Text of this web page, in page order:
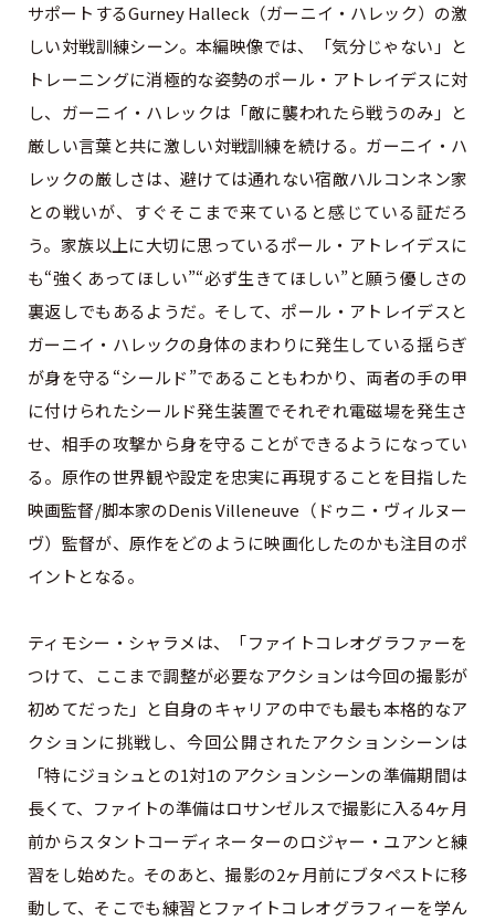
サポートするGurney Halleck（ガーニイ・ハレック）の激
しい対戦訓練シーン。本編映像では、「気分じゃない」と
トレーニングに消極的な姿勢のポール・アトレイデスに対
し、ガーニイ・ハレックは「敵に襲われたら戦うのみ」と
厳しい言葉と共に激しい対戦訓練を続ける。ガーニイ・ハ
レックの厳しさは、避けては通れない宿敵ハルコンネン家
との戦いが、すぐそこまで来ていると感じている証だろ
う。家族以上に大切に思っているポール・アトレイデスに
も“強くあってほしい”“必ず生きてほしい”と願う優しさの
裏返しでもあるようだ。そして、ポール・アトレイデスと
ガーニイ・ハレックの⾝体のまわりに発⽣している揺らぎ
が身を守る“シールド”であることもわかり、両者の⼿の甲
に付けられたシールド発⽣装置でそれぞれ電磁場を発⽣さ
せ、相⼿の攻撃から⾝を守ることができるようになってい
る。原作の世界観や設定を忠実に再現することを⽬指した
映画監督/脚本家のDenis Villeneuve（ドゥニ・ヴィルヌー
ヴ）監督が、原作をどのように映画化したのかも注⽬のポ
イントとなる。
ティモシー・シャラメは、「ファイトコレオグラファーを
つけて、ここまで調整が必要なアクションは今回の撮影が
初めてだった」と⾃⾝のキャリアの中でも最も本格的なア
クションに挑戦し、今回公開されたアクションシーンは
「特にジョシュとの1対1のアクションシーンの準備期間は
⻑くて、ファイトの準備はロサンゼルスで撮影に⼊る4ヶ月
前からスタントコーディネーターのロジャー・ユアンと練
習をし始めた。そのあと、撮影の2ヶ月前にブタペストに移
動して、そこでも練習とファイトコレオグラフィーを学ん